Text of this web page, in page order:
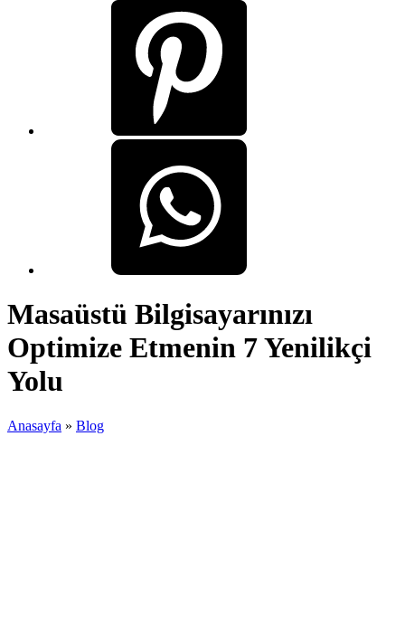
Masaüstü Bilgisayarınızı
Optimize Etmenin 7 Yenilikçi
Yolu
Anasayfa » Blog